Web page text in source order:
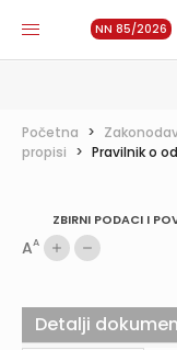
NN 85/2026
Početna >
propisi > Pravilnik o
ZBIRNI PODACI I
AA
Detalji